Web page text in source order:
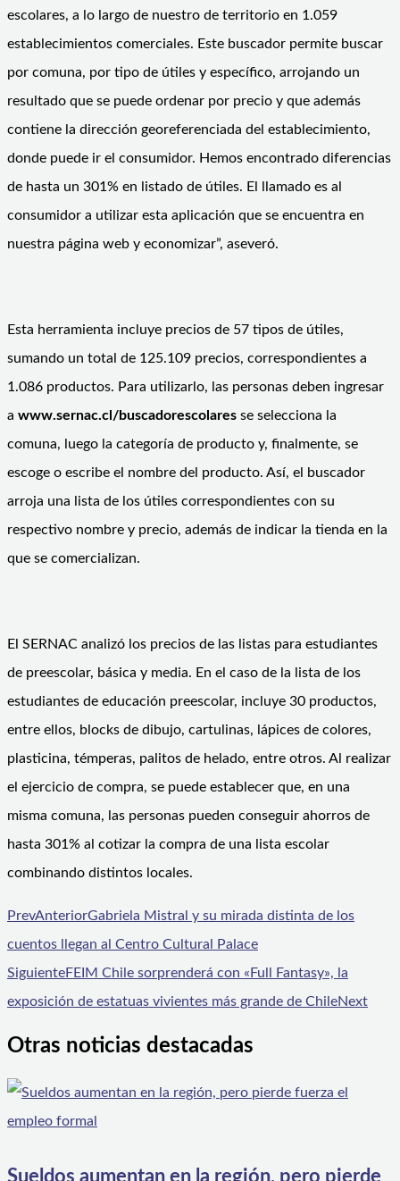
escolares, a lo largo de nuestro de territorio en 1.059
establecimientos comerciales. Este buscador permite buscar
por comuna, por tipo de útiles y específico, arrojando un
resultado que se puede ordenar por precio y que además
contiene la dirección georeferenciada del establecimiento,
donde puede ir el consumidor. Hemos encontrado diferencias
de hasta un 301% en listado de útiles. El llamado es al
consumidor a utilizar esta aplicación que se encuentra en
nuestra página web y economizar”, aseveró.
Esta herramienta incluye precios de 57 tipos de útiles,
sumando un total de 125.109 precios, correspondientes a
1.086 productos. Para utilizarlo, las personas deben ingresar
a www.sernac.cl/buscadorescolares se selecciona la
comuna, luego la categoría de producto y, finalmente, se
escoge o escribe el nombre del producto. Así, el buscador
arroja una lista de los útiles correspondientes con su
respectivo nombre y precio, además de indicar la tienda en la
que se comercializan.
El SERNAC analizó los precios de las listas para estudiantes
de preescolar, básica y media. En el caso de la lista de los
estudiantes de educación preescolar, incluye 30 productos,
entre ellos, blocks de dibujo, cartulinas, lápices de colores,
plasticina, témperas, palitos de helado, entre otros. Al realizar
el ejercicio de compra, se puede establecer que, en una
misma comuna, las personas pueden conseguir ahorros de
hasta 301% al cotizar la compra de una lista escolar
combinando distintos locales.
PrevAnteriorGabriela Mistral y su mirada distinta de los
cuentos llegan al Centro Cultural Palace
SiguienteFEIM Chile sorprenderá con «Full Fantasy», la
exposición de estatuas vivientes más grande de ChileNext
Otras noticias destacadas
Sueldos aumentan en la región, pero pierde